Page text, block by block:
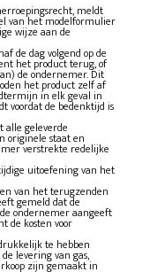
meldt
van het modelformulier
wijze aan de
de dag volgend op de
het product terug, of
de ondernemer. Dit
het product zelf af
in elk geval in
voordat de bedenktijd is
geleverde
originele staat en
verstrekte redelijke
uitoefening van het
van het terugzenden
gemeld dat de
ondernemer aangeeft
de kosten voor
te hebben
levering van gas,
zijn gemaakt in